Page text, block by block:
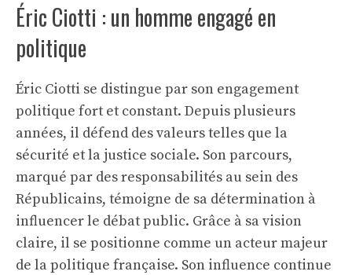
Éric Ciotti : un homme engagé en
politique
Éric Ciotti se distingue par son engagement
politique fort et constant. Depuis plusieurs
années, il défend des valeurs telles que la
sécurité et la justice sociale. Son parcours,
marqué par des responsabilités au sein des
Républicains, témoigne de sa détermination à
influencer le débat public. Grâce à sa vision
claire, il se positionne comme un acteur majeur
de la politique française. Son influence continue